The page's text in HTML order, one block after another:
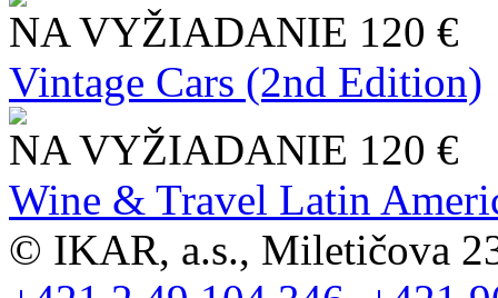
NA VYŽIADANIE 120 €
Vintage Cars (2nd Edition)
NA VYŽIADANIE 120 €
Wine & Travel Latin
© IKAR, a.s., Miletičova